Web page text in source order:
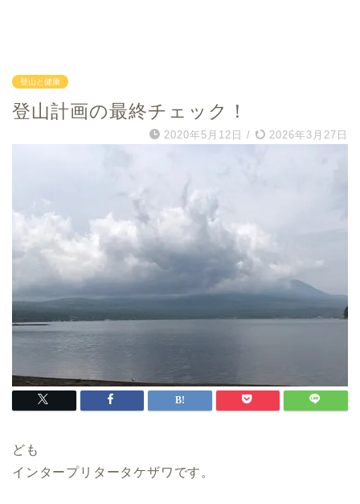
登山と健康
登山計画の最終チェック！
2020年5月12日 / 2026年3月27日
ども
インタープリタータケザワです。